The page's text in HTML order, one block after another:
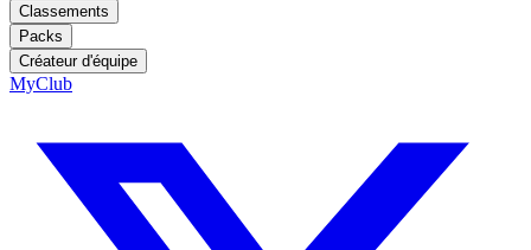
Classements
Packs
Créateur d'équipe
MyClub